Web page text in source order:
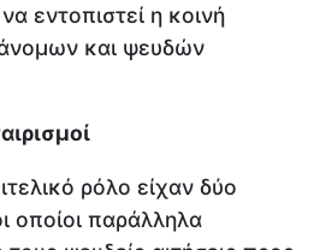
εντοπιστεί η κοινή
και ψευδών
ρόλο είχαν δύο
οποίοι παράλληλα